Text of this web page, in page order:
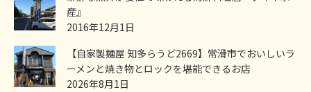
産』
2016年12月1日
【自家製麺屋 知多らうど2669】常滑市でおいしいラ
ーメンと焼き物とロックを堪能できるお店
2026年8月1日